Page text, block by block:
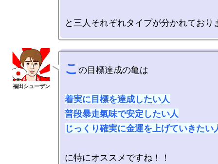
こ の目標達成の亀は
着実に目標を達成したい人
普段暴走氣味で安定したい人
じっくり確実に金運を上げていきたい
に特にオススメですね！！